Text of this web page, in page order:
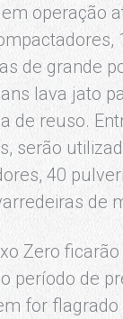
operação
de grande
lava jato
de reuso.
serão
40
de
Zero
período de
for flagrado